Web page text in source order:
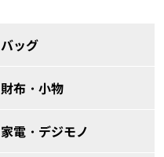
バッグ
財布・小物
家電・デジモノ